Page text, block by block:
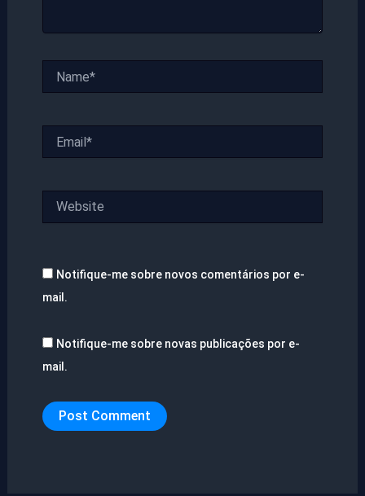
Notifique-me sobre novos comentários por e-
mail.
Notifique-me sobre novas publicações por e-
mail.